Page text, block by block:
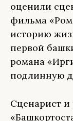
оценили
фильма
историю
первой
романа
подлинную
Сценарист и